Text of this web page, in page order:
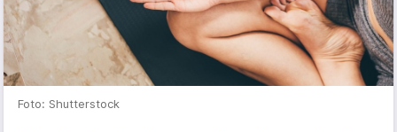
Foto: Shutterstock